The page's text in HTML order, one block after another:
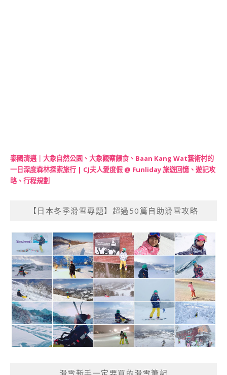
泰國清邁｜大象自然公園、大象觀察餵食、Baan Kang Wat藝術村的
一日深度森林探索旅行 | CJ夫人愛度假 @ Funliday 旅遊回憶、遊記攻
略、行程規劃
【日本冬季滑雪專題】超過50篇自助滑雪攻略
滑雪新手一定要買的滑雪筆記